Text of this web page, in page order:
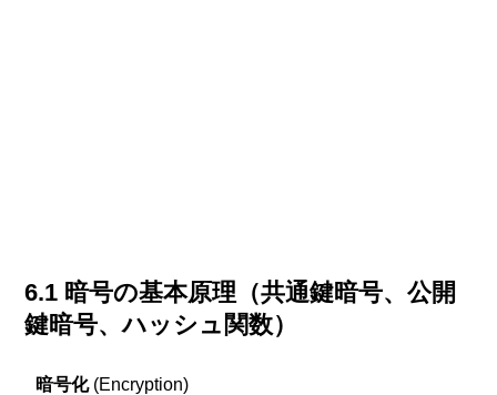
6.1 暗号の基本原理（共通鍵暗号、公開
鍵暗号、ハッシュ関数）
暗号化 (Encryption)